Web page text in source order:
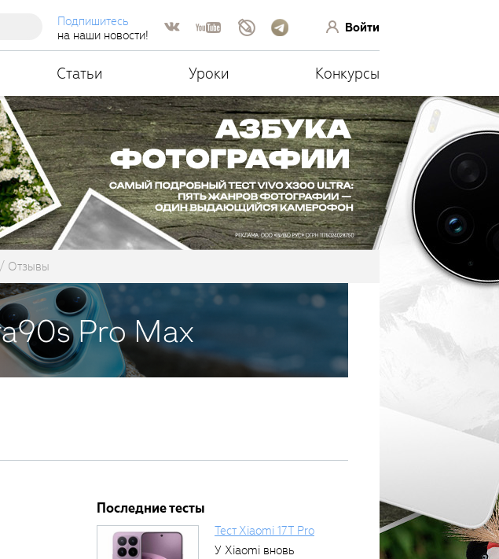
Подпишитесь
на наши новости!
Войти
Статьи Уроки Конкурсы
Отзывы
Последние тесты
Тест Xiaomi 17T Pro
У Xiaomi вновь